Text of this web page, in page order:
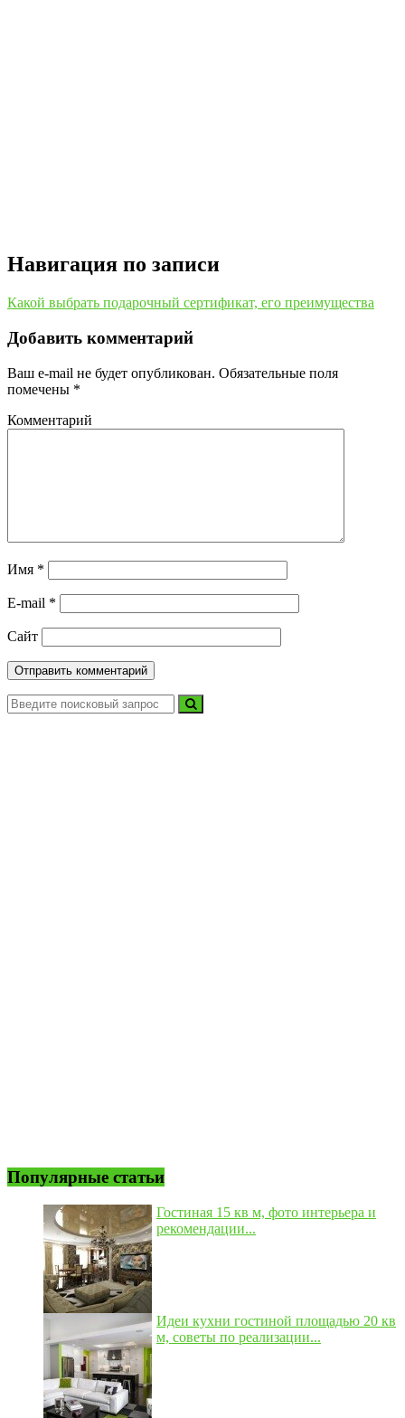
Навигация по записи
Какой выбрать подарочный сертификат, его преимущества
Добавить комментарий
Ваш e-mail не будет опубликован. Обязательные поля
помечены *
Комментарий
Имя *
E-mail *
Сайт
Популярные статьи
Гостиная 15 кв м, фото интерьера и
рекомендации...
Идеи кухни гостиной площадью 20 кв
м, советы по реализации...